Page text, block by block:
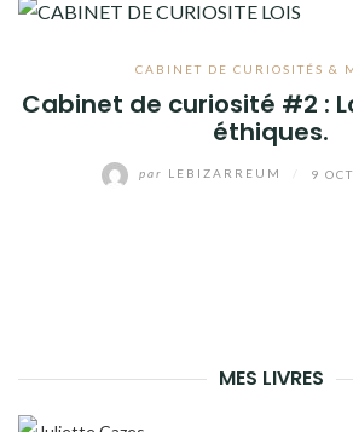
CABINET DE CURIOSITÉS &
Cabinet de curiosité #2 :
éthiques.
par LEBIZARREUM 9
MES LIVRES